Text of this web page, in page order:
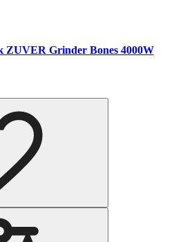
ZUVER Grinder Bones 4000W